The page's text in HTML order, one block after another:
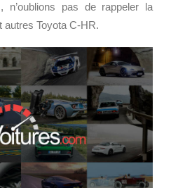
n’oublions pas de rappeler la
autres Toyota C-HR.